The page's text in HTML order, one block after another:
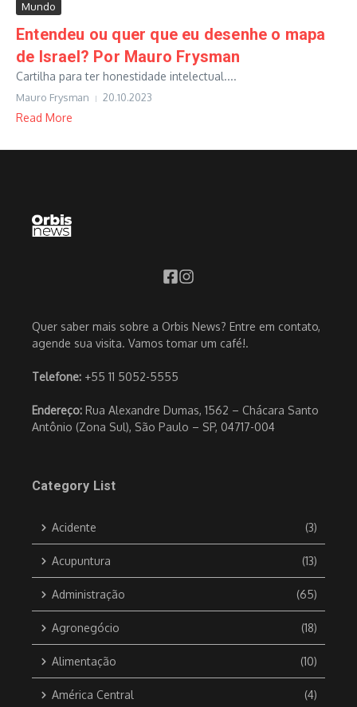
Mundo
Entendeu ou quer que eu desenhe o mapa
de Israel? Por Mauro Frysman
Cartilha para ter honestidade intelectual....
Mauro Frysman 20.10.2023
Read More
Quer saber mais sobre a Orbis News? Entre em contato,
agende sua visita. Vamos tomar um café!.
Telefone: +55 11 5052-5555
Endereço: Rua Alexandre Dumas, 1562 – Chácara Santo
Antônio (Zona Sul), São Paulo – SP, 04717-004
Category List
Acidente (3)
Acupuntura (13)
Administração (65)
Agronegócio (18)
Alimentação (10)
América Central (4)